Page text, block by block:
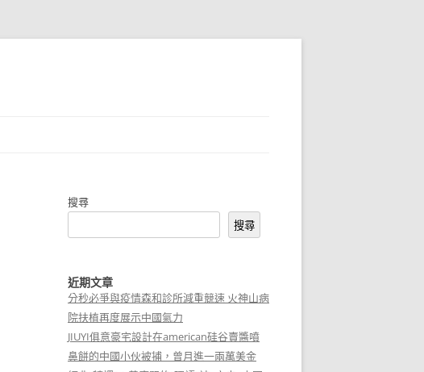
搜尋
搜尋
近期文章
分秒必爭與疫情森和診所減重競速 火神山病
院扶植再度展示中國氣力
JIUYI俱意豪宅設計在american硅谷賣醬噴
鼻餅的中國小伙被捕，曾月進一兩萬美金